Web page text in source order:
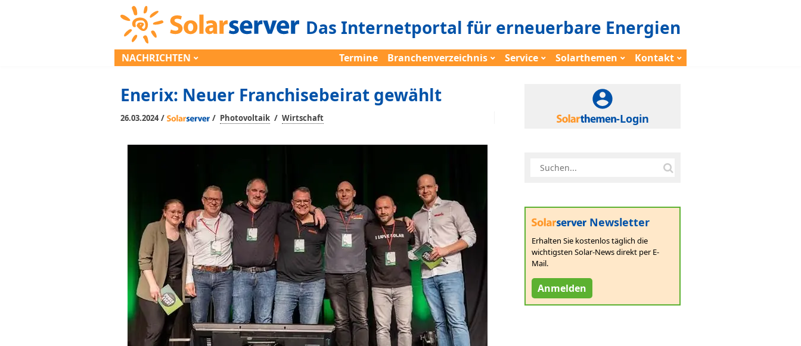
Das Internetportal für erneuerbare Energien
NACHRICHTEN Termine Branchenverzeichnis Service Solarthemen Kontakt
Enerix: Neuer Franchisebeirat gewählt
26.03.2024/ / Photovoltaik / Wirtschaft -Login
Newsletter
Erhalten Sie kostenlos täglich die
wichtigsten Solar-News direkt per E-
Mail.
Anmelden